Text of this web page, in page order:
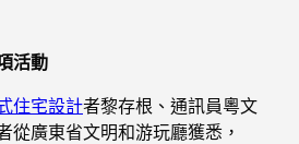
活動
住宅設計者黎存根、通訊員粵文
從廣東省文明和游玩廳獲悉，